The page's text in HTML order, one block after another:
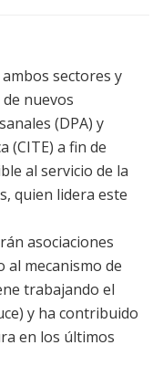
sectores y
nuevos
(DPA) y
(CITE) a fin de
al servicio de la
quien lidera este
asociaciones
al mecanismo de
trabajando el
y ha contribuido
en los últimos